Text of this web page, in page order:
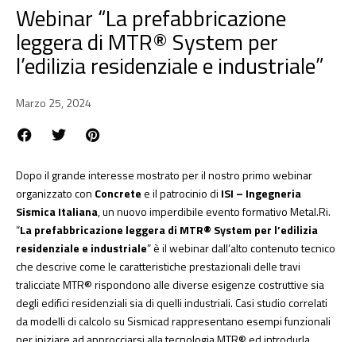
Webinar “La prefabbricazione
leggera di MTR® System per
l’edilizia residenziale e industriale”
Marzo 25, 2024
Dopo il grande interesse mostrato per il nostro primo webinar
organizzato con Concretee il patrocinio di ISI – Ingegneria
Sismica Italiana, un nuovo imperdibile evento formativo Metal.Ri.
“La prefabbricazione leggera di MTR® System per l’edilizia
residenziale e industriale” è il webinar dall’alto contenuto tecnico
che descrive come le caratteristiche prestazionali delle travi
tralicciate MTR® rispondono alle diverse esigenze costruttive sia
degli edifici residenziali sia di quelli industriali. Casi studio correlati
da modelli di calcolo su Sismicad rappresentano esempi funzionali